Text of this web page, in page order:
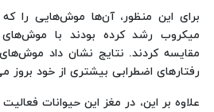
برای این منظور، آن‌ها موش‌هایی را
میکروب رشد کرده بودند با موش‌های
مقایسه کردند. نتایج نشان داد
رفتارهای اضطرابی بیشتری از خود بروز
علاوه بر این، در مغز این حیوانات